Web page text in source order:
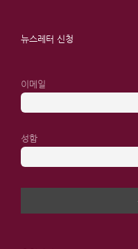
뉴스레터 신청
이메일
성함